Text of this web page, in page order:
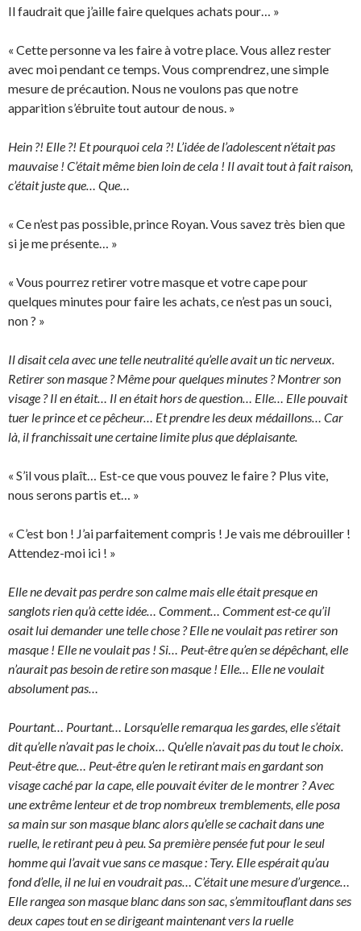
Il faudrait que j’aille faire quelques achats pour… »
« Cette personne va les faire à votre place. Vous allez rester
avec moi pendant ce temps. Vous comprendrez, une simple
mesure de précaution. Nous ne voulons pas que notre
apparition s’ébruite tout autour de nous. »
Hein ?! Elle ?! Et pourquoi cela ?! L’idée de l’adolescent n’était pas
mauvaise ! C’était même bien loin de cela ! Il avait tout à fait raison,
c’était juste que… Que…
« Ce n’est pas possible, prince Royan. Vous savez très bien que
si je me présente… »
« Vous pourrez retirer votre masque et votre cape pour
quelques minutes pour faire les achats, ce n’est pas un souci,
non ? »
Il disait cela avec une telle neutralité qu’elle avait un tic nerveux.
Retirer son masque ? Même pour quelques minutes ? Montrer son
visage ? Il en était… Il en était hors de question… Elle… Elle pouvait
tuer le prince et ce pêcheur… Et prendre les deux médaillons… Car
là, il franchissait une certaine limite plus que déplaisante.
« S’il vous plaît… Est-ce que vous pouvez le faire ? Plus vite,
nous serons partis et… »
« C’est bon ! J’ai parfaitement compris ! Je vais me débrouiller !
Attendez-moi ici ! »
Elle ne devait pas perdre son calme mais elle était presque en
sanglots rien qu’à cette idée… Comment… Comment est-ce qu’il
osait lui demander une telle chose ? Elle ne voulait pas retirer son
masque ! Elle ne voulait pas ! Si… Peut-être qu’en se dépêchant, elle
n’aurait pas besoin de retire son masque ! Elle… Elle ne voulait
absolument pas…
Pourtant… Pourtant… Lorsqu’elle remarqua les gardes, elle s’était
dit qu’elle n’avait pas le choix… Qu’elle n’avait pas du tout le choix.
Peut-être que… Peut-être qu’en le retirant mais en gardant son
visage caché par la cape, elle pouvait éviter de le montrer ? Avec
une extrême lenteur et de trop nombreux tremblements, elle posa
sa main sur son masque blanc alors qu’elle se cachait dans une
ruelle, le retirant peu à peu. Sa première pensée fut pour le seul
homme qui l’avait vue sans ce masque : Tery. Elle espérait qu’au
fond d’elle, il ne lui en voudrait pas… C’était une mesure d’urgence…
Elle rangea son masque blanc dans son sac, s’emmitouflant dans ses
deux capes tout en se dirigeant maintenant vers la ruelle